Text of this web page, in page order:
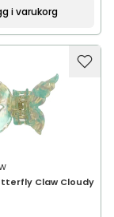
i varukorg
Claw Cloudy